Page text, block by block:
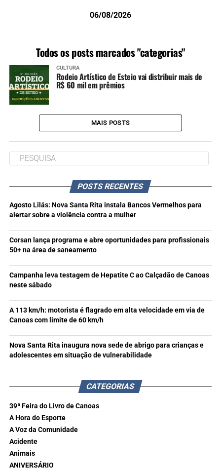
06/08/2026
Todos os posts marcados "categorias"
CULTURA
Rodeio Artístico de Esteio vai distribuir mais de
R$ 60 mil em prêmios
MAIS POSTS
POSTS RECENTES
Agosto Lilás: Nova Santa Rita instala Bancos Vermelhos para
alertar sobre a violência contra a mulher
Corsan lança programa e abre oportunidades para profissionais
50+ na área de saneamento
Campanha leva testagem de Hepatite C ao Calçadão de Canoas
neste sábado
A 113 km/h: motorista é flagrado em alta velocidade em via de
Canoas com limite de 60 km/h
Nova Santa Rita inaugura nova sede de abrigo para crianças e
adolescentes em situação de vulnerabilidade
CATEGORIAS
39ª Feira do Livro de Canoas
A Hora do Esporte
A Voz da Comunidade
Acidente
Animais
ANIVERSÁRIO